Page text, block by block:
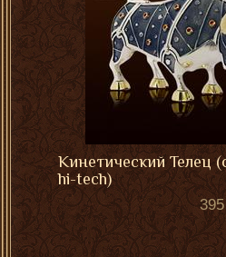
Кинетический Телец
hi-tech)